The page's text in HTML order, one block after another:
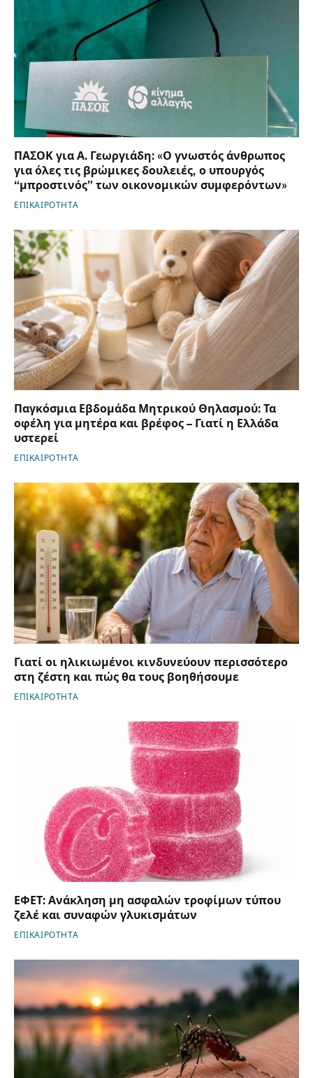
ΠΑΣΟΚ για Α. Γεωργιάδη: «Ο γνωστός άνθρωπος
για όλες τις βρώμικες δουλειές, ο υπουργός
“μπροστινός” των οικονομικών συμφερόντων»
ΕΠΙΚΑΙΡΟΤΗΤΑ
Παγκόσμια Εβδομάδα Μητρικού Θηλασμού: Τα
οφέλη για μητέρα και βρέφος – Γιατί η Ελλάδα
υστερεί
ΕΠΙΚΑΙΡΟΤΗΤΑ
Γιατί οι ηλικιωμένοι κινδυνεύουν περισσότερο
στη ζέστη και πώς θα τους βοηθήσουμε
ΕΠΙΚΑΙΡΟΤΗΤΑ
ΕΦΕΤ: Ανάκληση μη ασφαλών τροφίμων τύπου
ζελέ και συναφών γλυκισμάτων
ΕΠΙΚΑΙΡΟΤΗΤΑ